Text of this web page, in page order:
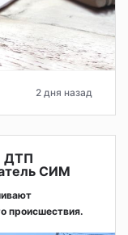
2 дня назад
ДТП
СИМ
происшествия.